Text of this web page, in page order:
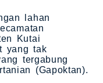
lahan
Kutai
yang tak
tergabung
(Gapoktan).